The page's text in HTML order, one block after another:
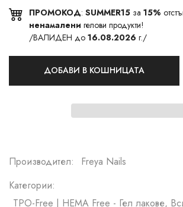
ПРОМОКОД: SUMMER15 за 15%
ненамалени гелови продукти!
/ВАЛИДЕН до 16.08.2026 г./
ДОБАВИ В КОШНИЦАТА
Производител:
Freya Nails
Категории:
TPO-Free | HEMA Free - Гел лакове,